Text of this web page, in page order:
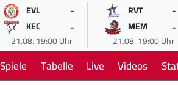
EVL -
KEC -
21.08. 19:00 Uhr
RVT -
MEM -
21.08. 19:00 Uhr
Spiele Tabelle Live Videos